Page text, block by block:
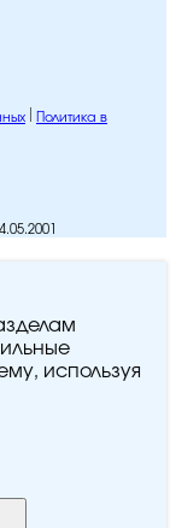
Политика в
используя